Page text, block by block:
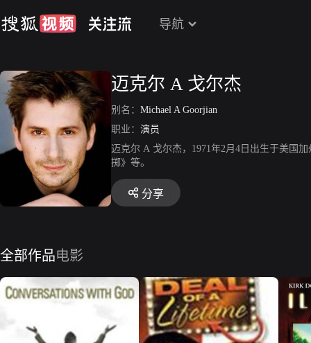
导航
迈克尔 A 戈尔杰
别名： Michael A Goorjian
职业： 演员
迈克尔 A 戈尔杰，1971年2月4日出生于美国
掷》等。
分享
全部作品电影